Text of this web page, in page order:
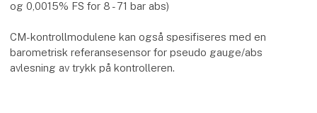
og 0,0015% FS for 8 - 71 bar abs)
CM-kontrollmodulene kan også spesifiseres med en
barometrisk referansesensor for pseudo gauge/abs
avlesning av trykk på kontrolleren.